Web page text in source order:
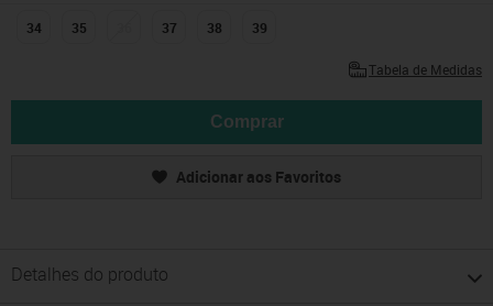
34 35 37 38 39
Tabela de Medidas
Comprar
Adicionar aos Favoritos
Detalhes do produto